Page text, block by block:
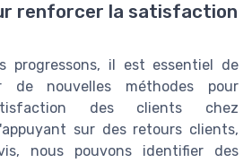
renforcer la satisfaction
progressons, il est essentiel de
de nouvelles méthodes pour
des clients chez
sur des retours clients,
nous pouvons identifier des